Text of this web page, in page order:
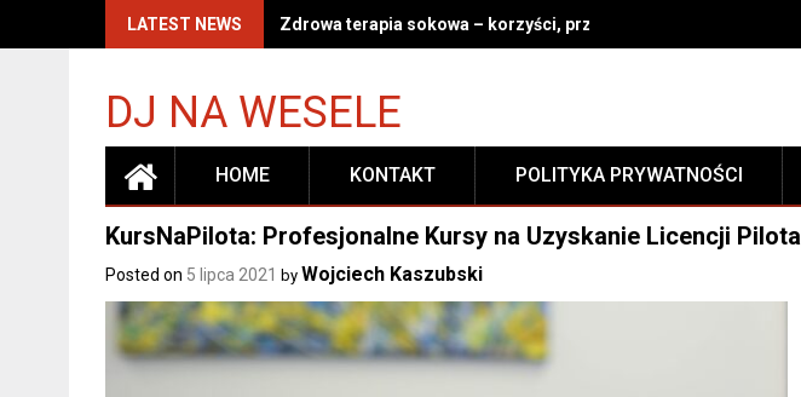
LATEST NEWS Zdrowa terapia sokowa – korzyści, przepisy i przeciwwskazania
DJ NA WESELE
HOME KONTAKT POLITYKA PRYWATNOŚCI
KursNaPilota: Profesjonalne Kursy na Uzyskanie Licencji Pilota
Posted on 5 lipca 2021 by Wojciech Kaszubski